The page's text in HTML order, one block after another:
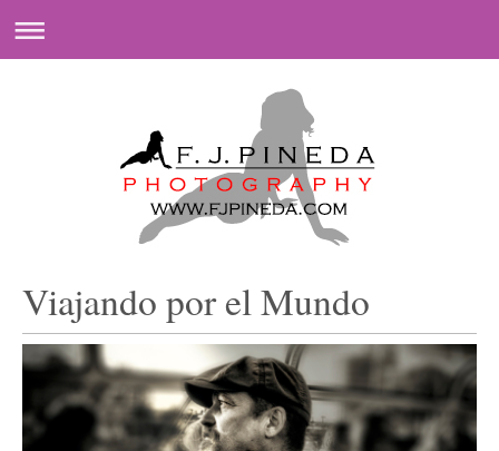
Viajando por el Mundo